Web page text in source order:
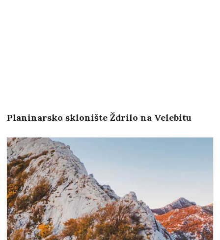
Planinarsko sklonište Ždrilo na Velebitu